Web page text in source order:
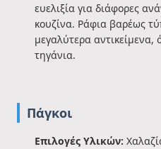
ευελιξία για διάφορες
κουζίνα. Ράφια βαρέως
μεγαλύτερα αντικείμενα,
τηγάνια.
Πάγκοι
Επιλογές Υλικών: